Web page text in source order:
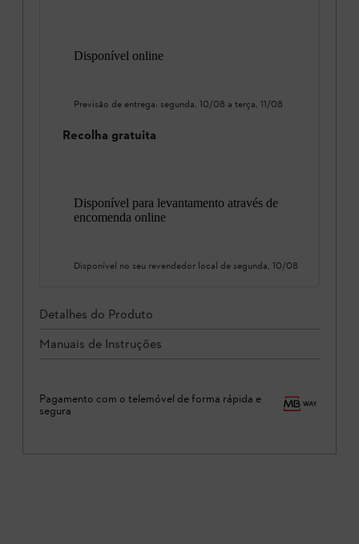
Disponível online
Previsão de entrega: segunda, 10/08 a terça, 11/08
Recolha gratuita
Disponível para levantamento através de
encomenda online
Disponível no seu revendedor local de segunda, 10/08
Detalhes do Produto
Manuais de Instruções
Pagamento com o telemóvel de forma rápida e
segura